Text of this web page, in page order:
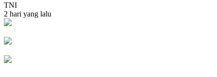
TNI
2 hari yang lalu